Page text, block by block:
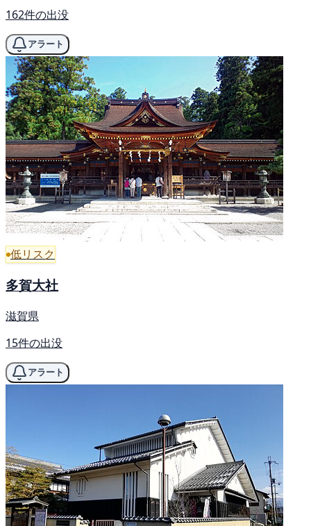
162件の出没
アラート
低リスク
多賀大社
滋賀県
15件の出没
アラート